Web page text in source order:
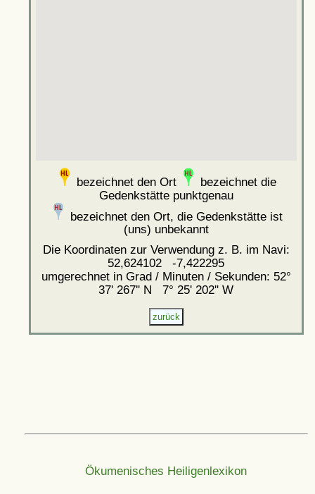
bezeichnet den Ort
bezeichnet die
Gedenkstätte punktgenau
bezeichnet den Ort, die Gedenkstätte ist
(uns) unbekannt
Die Koordinaten zur Verwendung z. B. im Navi:
52,624102 -7,422295
umgerechnet in Grad / Minuten / Sekunden: 52°
37' 267'' N 7° 25' 202'' W
Ökumenisches Heiligenlexikon